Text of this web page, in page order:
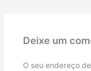
Deixe um
O seu endereço